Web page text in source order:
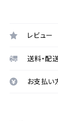
レビュー
送料・配
お支払い